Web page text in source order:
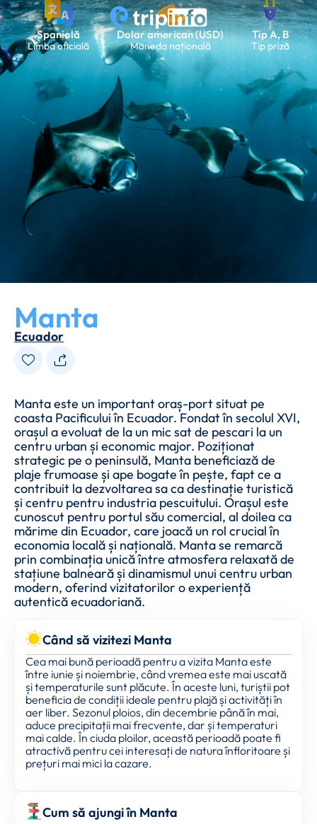
Spaniolă
Limba oficială
Dolar american (USD)
Moneda națională
Tip A, B
Tip priză
Manta
Ecuador
Manta este un important oraș-port situat pe
coasta Pacificului în Ecuador. Fondat în secolul XVI,
orașul a evoluat de la un mic sat de pescari la un
centru urban și economic major. Poziționat
strategic pe o peninsulă, Manta beneficiază de
plaje frumoase și ape bogate în pește, fapt ce a
contribuit la dezvoltarea sa ca destinație turistică
și centru pentru industria pescuitului. Orașul este
cunoscut pentru portul său comercial, al doilea ca
mărime din Ecuador, care joacă un rol crucial în
economia locală și națională. Manta se remarcă
prin combinația unică între atmosfera relaxată de
stațiune balneară și dinamismul unui centru urban
modern, oferind vizitatorilor o experiență
autentică ecuadoriană.
Când să vizitezi Manta
Cea mai bună perioadă pentru a vizita Manta este
între iunie și noiembrie, când vremea este mai uscată
și temperaturile sunt plăcute. În aceste luni, turiștii pot
beneficia de condiții ideale pentru plajă și activități în
aer liber. Sezonul ploios, din decembrie până în mai,
aduce precipitații mai frecvente, dar și temperaturi
mai calde. În ciuda ploilor, această perioadă poate fi
atractivă pentru cei interesați de natura înfloritoare și
prețuri mai mici la cazare.
Cum să ajungi în Manta